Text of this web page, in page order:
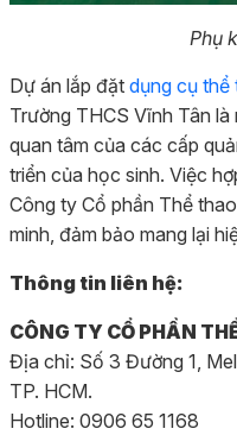
Phụ
Dự án lắp đặt dụng cụ thể
Trường THCS Vĩnh Tân
quan tâm của các cấp
triển của học sinh. Việc
Công ty Cổ phần Thể
minh, đảm bảo mang lại
Thông tin liên hệ:
CÔNG TY CỔ PHẦN
Địa chỉ: Số 3 Đường 1,
TP. HCM.
Hotline: 0906 65 1168